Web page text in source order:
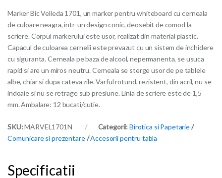
Marker Bic Velleda 1701, un marker pentru whiteboard cu cerneala
de culoare neagra, intr-un design conic, deosebit de comod la
scriere. Corpul markerului este usor, realizat din material plastic.
Capacul de culoarea cernelii este prevazut cu un sistem de inchidere
cu siguranta. Cerneala pe baza de alcool, nepermanenta, se usuca
rapid si are un miros neutru. Cerneala se sterge usor de pe tablele
albe, chiar si dupa cateva zile. Varful rotund, rezistent, din acril, nu se
indoaie si nu se retrage sub presiune. Linia de scriere este de 1,5
mm. Ambalare: 12 bucati/cutie.
SKU:MARVEL1701N Categorii: Birotica si Papetarie/
Comunicare si prezentare/Accesorii pentru tabla